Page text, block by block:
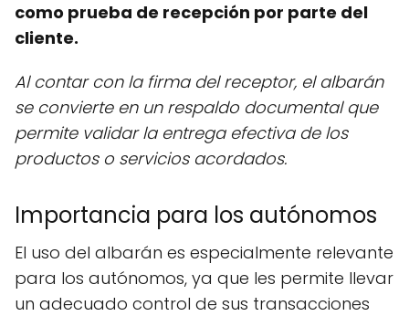
como prueba de recepción por parte del
cliente.
Al contar con la firma del receptor, el albarán
se convierte en un respaldo documental que
permite validar la entrega efectiva de los
productos o servicios acordados.
Importancia para los autónomos
El uso del albarán es especialmente relevante
para los autónomos, ya que les permite llevar
un adecuado control de sus transacciones